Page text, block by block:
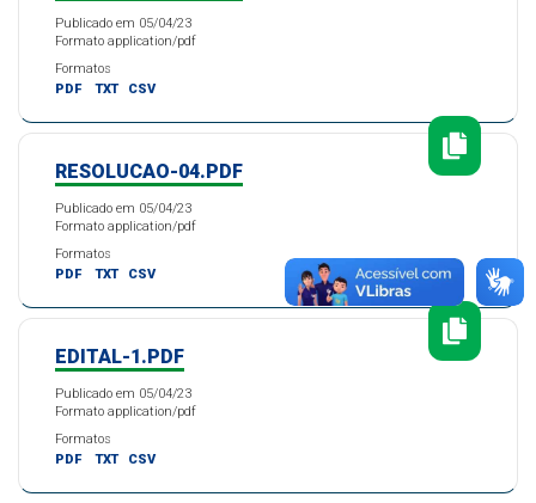
Publicado em 05/04/23
Formato application/pdf
Formatos
PDF
TXT CSV
RESOLUCAO-04.PDF
Publicado em 05/04/23
Formato application/pdf
Formatos
PDF
TXT CSV
EDITAL-1.PDF
Publicado em 05/04/23
Formato application/pdf
Formatos
PDF
TXT CSV